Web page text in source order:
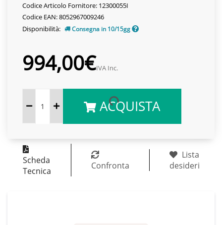
Codice Articolo Fornitore: 12300055I
Codice EAN: 8052967009246
Disponibilità:
Consegna in 10/15gg
994,00€IVA Inc.
ACQUISTA
Scheda
Tecnica
Confronta
Lista
desideri